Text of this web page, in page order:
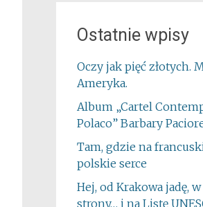
Ostatnie wpisy
Oczy jak pięć złotych.
Ameryka.
Album „Cartel
Polaco” Barbary
Tam, gdzie na
polskie serce
Hej, od Krakowa jadę,
strony… i na Listę